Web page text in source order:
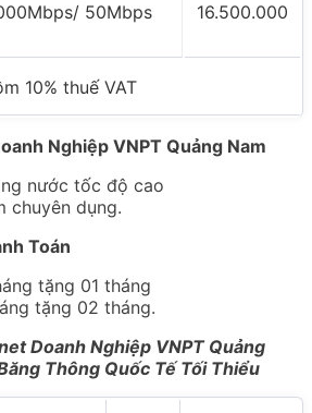
50Mbps 16.500.000
10% thuế VAT
Nghiệp VNPT Quảng Nam
nước tốc độ cao
chuyên dụng.
Toán
tặng 01 tháng
tặng 02 tháng.
Doanh Nghiệp VNPT Quảng
Thông Quốc Tế Tối Thiểu